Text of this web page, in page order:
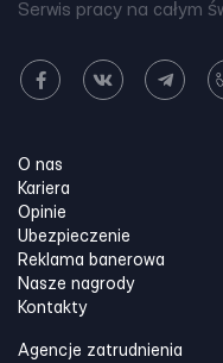
Serwis pracy na całym
O nas
Kariera
Opinie
Ubezpieczenie
Reklama banerowa
Nasze nagrody
Kontakty
Agencje zatrudnienia